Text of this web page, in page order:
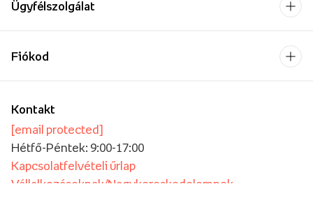
Ügyfélszolgálat
Kontakt
[email protected]
Hétfő-Péntek: 9:00-17:00
Kapcsolatfelvételi űrlap
Vállalkozásoknak/Nagykereskedelemnek
Fiókod